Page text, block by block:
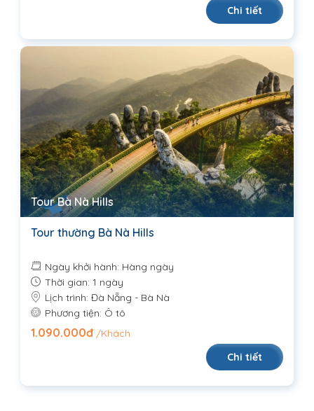
Chi tiết
Tour Bà Nà Hills
Tour thường Bà Nà Hills
Ngày khởi hành: Hàng ngày
Thời gian: 1 ngày
Lịch trình: Đà Nẵng - Bà Nà
Phương tiện: Ô tô
1.090.000đ /Khách
Chi tiết